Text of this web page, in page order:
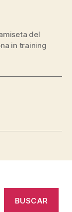
del
in training
BUSCAR